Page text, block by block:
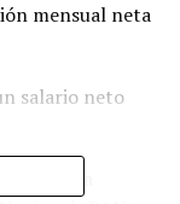
mensual neta
salario neto
la